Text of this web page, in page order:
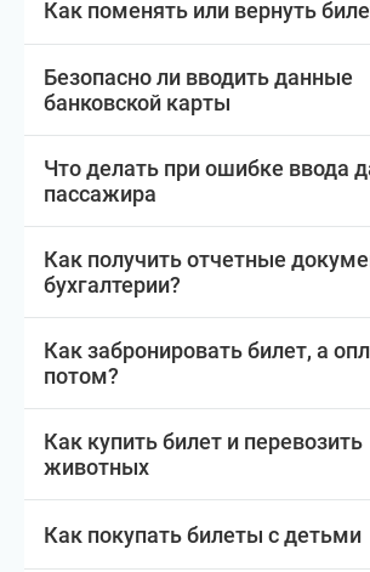
Как поменять или вернуть
Безопасно ли вводить данные
банковской карты
Что делать при ошибке ввода
пассажира
Как получить отчетные
бухгалтерии?
Как забронировать билет, а
потом?
Как купить билет и перевозить
животных
Как покупать билеты с детьми